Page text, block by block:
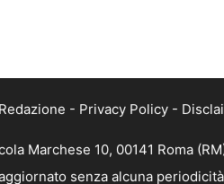
Redazione - Privacy Policy -
Marchese 10, 00141 Roma
senza alcuna